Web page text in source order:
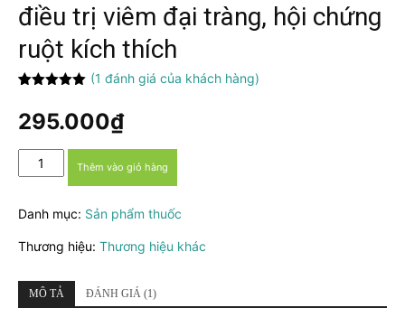
điều trị viêm đại tràng, hội chứng
ruột kích thích
dựa trên
đánh giá
(1 đánh giá của khách hàng)
295.000₫
Tràng
phục
Plus
Hỗ
điều
trị
Thêm vào giỏ hàng
Danh mục: Sản phẩm thuốc
Thương hiệu: Thương hiệu khác
MÔ TẢ ĐÁNH GIÁ (1)